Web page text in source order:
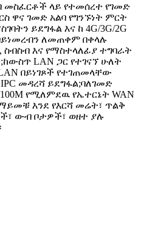
መስፈርቶች ላይ የተመሰረተ የገመድ
ዋና ገመድ አልባ የግንኙነት ምርት
ይደግፋል እና ከ 4G/3G/2G
ለመጠቀም በቀላሉ
ስብስብ እና የማስተላለፊያ ተግባራት
LAN ጋር የተገናኘ ሁለት
በይነገጾች የተገጠመላቸው
መዳረሻ ይደግፋል;ባለገመድ
የሚለምደዉ የኤተርኔት WAN
እንደ የእርሻ መሬት፣ ጥልቅ
ውብ ቦታዎች፣ ወዘተ ያሉ